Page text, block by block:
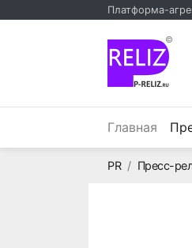
Платформа-
©
Главная
PRГлавная
Пресс-